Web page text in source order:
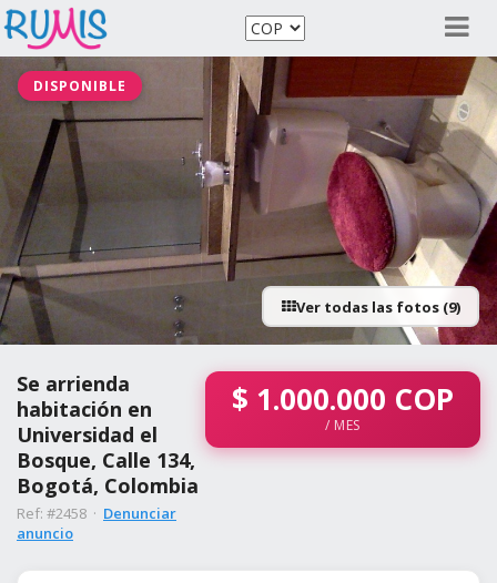
DISPONIBLE
Ver todas las fotos (9)
Se arrienda
habitación en
Universidad el
Bosque, Calle 134,
Bogotá, Colombia
Ref: #2458 · Denunciar
anuncio
$ 1.000.000 COP
/ MES